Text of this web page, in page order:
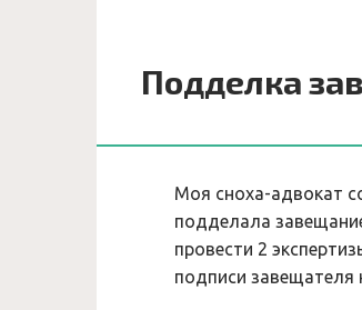
Подделка
Моя сноха-адвокат
подделала
провести 2
подписи завещателя